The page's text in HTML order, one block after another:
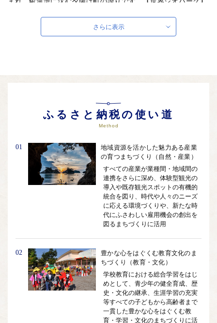
世界ジオパークに認定されました。伊豆から箱根にかけて、今
でも火山活動が行われており、西伊豆町内も豊富な温泉に恵ま
外部サイトへ遷移します。
個人情報の保護は遷移先サイトの方針に従います。
さらに表示
ふるさと納税の使い道
Method
01
地域資源を活かした魅力ある産業
の育つまちづくり（自然・産業）
すべての産業が業種間・地域間の
連携をさらに深め、体験型観光の
導入や既存観光スポットの有機的
統合を図り、時代や人々のニーズ
に応える環境づくりや、新たな時
代にふさわしい雇用機会の創出を
図るまちづくりに活用
02
豊かな心をはぐくむ教育文化のま
ちづくり（教育・文化）
学校教育における総合学習をはじ
めとして、青少年の健全育成、歴
史・文化の継承、生涯学習の充実
等すべての子どもから高齢者まで
一貫した豊かな心をはぐくむ教
育・学習・文化のまちづくりに活